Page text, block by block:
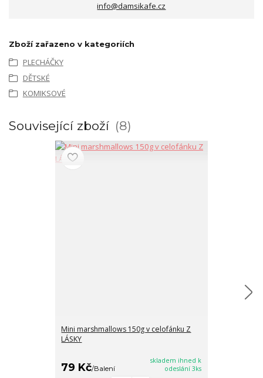
info@damsikafe.cz
Zboží zařazeno v kategoriích
PLECHÁČKY
DĚTSKÉ
KOMIKSOVÉ
Související zboží 8
Mini marshmallows 150g v celofánku Z
LÁSKY
79 Kč/Balení
skladem ihned k
odeslání 3ks